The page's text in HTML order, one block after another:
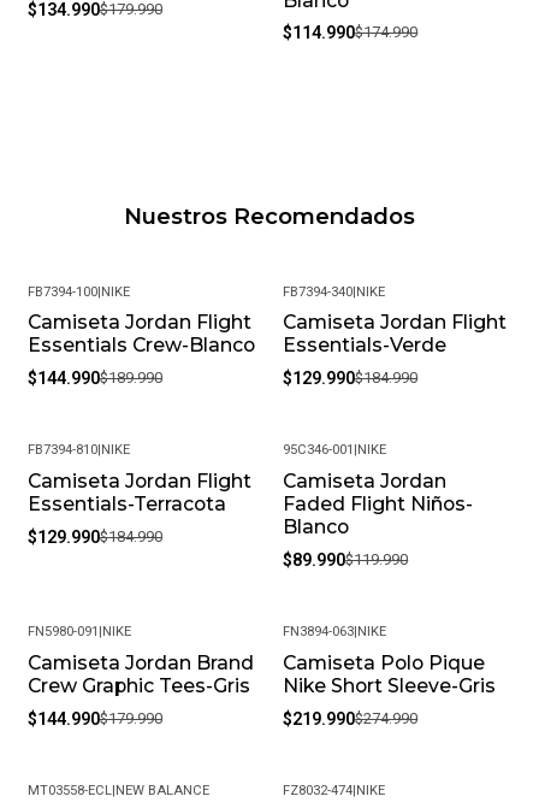
$134.990$179.990
$114.990$174.990
Nuestros Recomendados
-24%
FB7394-100|NIKE
Camiseta Jordan Flight
Essentials Crew-Blanco
$144.990$189.990
-30%
FB7394-340|NIKE
Camiseta Jordan Flight
Essentials-Verde
$129.990$184.990
-30%
FB7394-810| NIKE
Camiseta Jordan Flight
Essentials-Terracota
$129.990$184.990
-25%
95C346-001 NIKE
Camiseta Jordan
Faded Flight Niños-
Blanco
$89.990$119.990
-19%
FN5980-091 NIKE
Camiseta Jordan Brand
Crew Graphic Tees-Gris
$144.990$179.990
-20%
FN3894-063 NIKE
Camiseta Polo Pique
Nike Short Sleeve-Gris
$219.990$274.990
MT03558-ECL| NEW BALANCE FZ8032-474 NIKE